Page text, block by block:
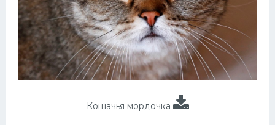
Кошачья мордочка